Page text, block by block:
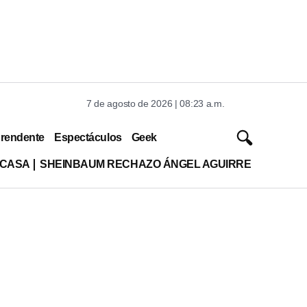
7 de agosto de 2026 | 08:23 a.m.
Espectáculos Geek
SHEINBAUM RECHAZO ÁNGEL AGUIRRE